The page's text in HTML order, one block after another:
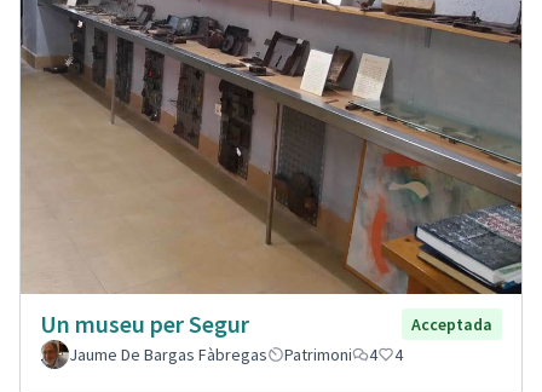
Un museu per Segur
Acceptada
Jaume De Bargas Fàbregas
Patrimoni 4 4